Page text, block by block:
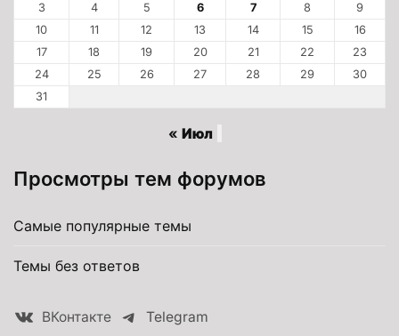
3
4 5 6 7 8
9
10
11 12 13 14 15
16
17
18 19 20 21 22
23
24
25 26 27 28 29
30
31
« Июл
Просмотры тем форумов
Самые популярные темы
Темы без ответов
ВКонтакте Telegram